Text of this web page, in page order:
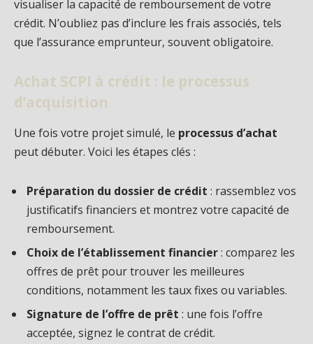
visualiser la capacité de remboursement de votre
crédit. N’oubliez pas d’inclure les frais associés, tels
que l’assurance emprunteur, souvent obligatoire.
Achat SCPI à crédit : le processus
d’acquisition
Une fois votre projet simulé, le processus d’achat
peut débuter. Voici les étapes clés :
Préparation du dossier de crédit : rassemblez vos
justificatifs financiers et montrez votre capacité de
remboursement.
Choix de l’établissement financier: comparez les
offres de prêt pour trouver les meilleures
conditions, notamment les taux fixes ou variables.
Signature de l’offre de prêt : une fois l’offre
acceptée, signez le contrat de crédit.